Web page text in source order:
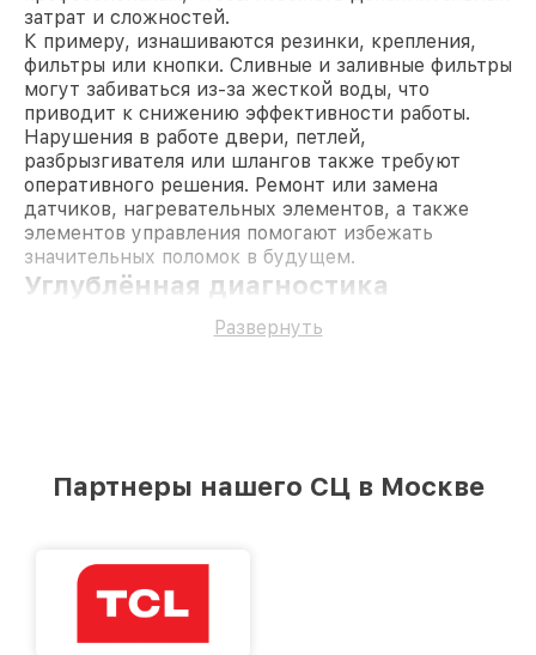
затрат и сложностей.
К примеру, изнашиваются резинки, крепления,
фильтры или кнопки. Сливные и заливные фильтры
могут забиваться из-за жесткой воды, что
приводит к снижению эффективности работы.
Нарушения в работе двери, петлей,
разбрызгивателя или шлангов также требуют
оперативного решения. Ремонт или замена
датчиков, нагревательных элементов, а также
элементов управления помогают избежать
значительных поломок в будущем.
Углублённая диагностика
стиральных машин artel
Устранение неисправностей начинается с точного
средств, ведь устраняется только то, что
стиральных машин artel
Проблемы с подачей или сливом воды. Это
может быть вызвано засорами в фильтрах или
повреждениями шлангов.
Развернуть
Партнеры нашего СЦ в Москве